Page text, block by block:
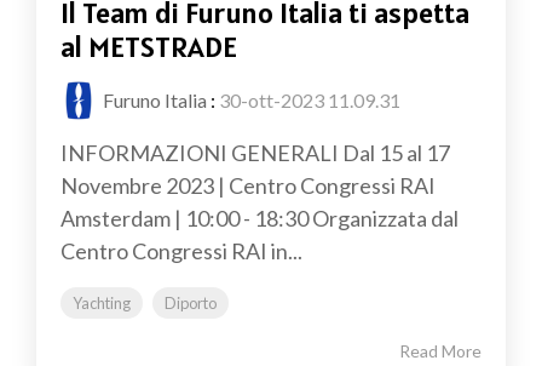
Il Team di Furuno Italia ti aspetta
al METSTRADE
Furuno Italia : 30-ott-2023 11.09.31
INFORMAZIONI GENERALI Dal 15 al 17
Novembre 2023 | Centro Congressi RAI
Amsterdam | 10:00 - 18:30 Organizzata dal
Centro Congressi RAI in...
Yachting Diporto
Read More